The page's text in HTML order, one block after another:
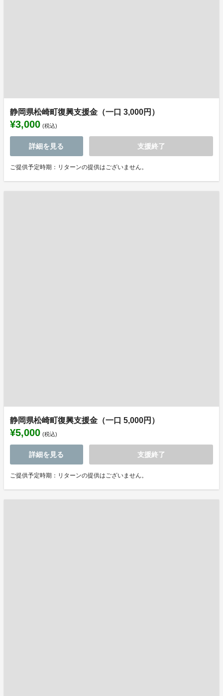
静岡県松崎町復興支援金（一口 3,000円）
¥3,000 (税込)
詳細を見る 支援終了
ご提供予定時期：リターンの提供はございません。
静岡県松崎町復興支援金（一口 5,000円）
¥5,000 (税込)
詳細を見る 支援終了
ご提供予定時期：リターンの提供はございません。